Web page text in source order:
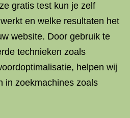
gratis test kun je zelf
en welke resultaten het
website. Door gebruik te
technieken zoals
helpen wij
in zoekmachines zoals